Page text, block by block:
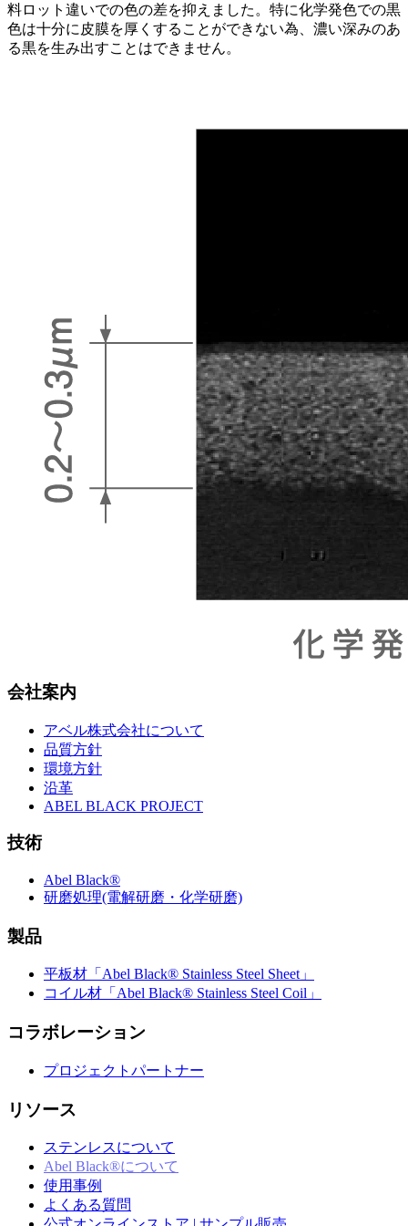
料ロット違いでの色の差を抑えました。特に化学発色での黒
色は十分に皮膜を厚くすることができない為、濃い深みのあ
る黒を生み出すことはできません。
会社案内
アベル株式会社について
品質方針
環境方針
沿革
ABEL BLACK PROJECT
技術
Abel Black®
研磨処理(電解研磨・化学研磨)
製品
平板材「Abel Black® Stainless Steel Sheet」
コイル材「Abel Black® Stainless Steel Coil」
コラボレーション
プロジェクトパートナー
リソース
ステンレスについて
Abel Black®について
使用事例
よくある質問